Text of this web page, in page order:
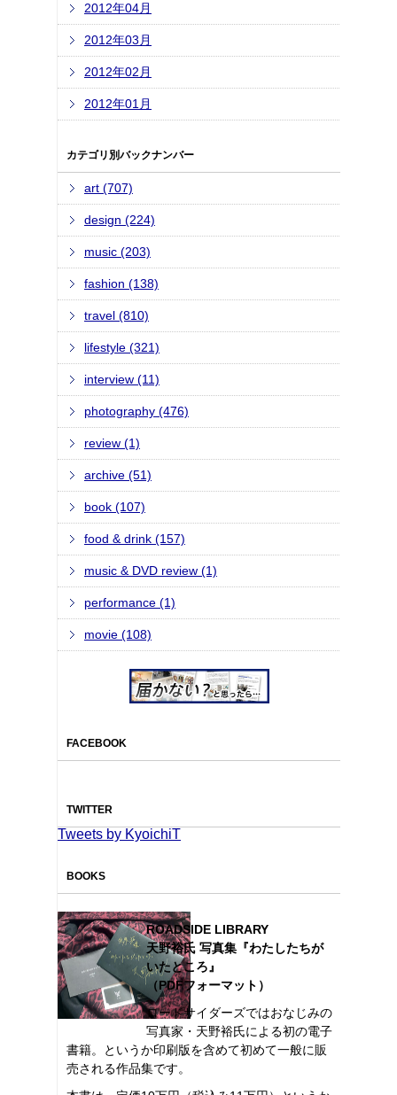
2012年04月
2012年03月
2012年02月
2012年01月
カテゴリ別バックナンバー
art (707)
design (224)
music (203)
fashion (138)
travel (810)
lifestyle (321)
interview (11)
photography (476)
review (1)
archive (51)
book (107)
food & drink (157)
music & DVD review (1)
performance (1)
movie (108)
FACEBOOK
TWITTER
Tweets by KyoichiT
BOOKS
ROADSIDE LIBRARY
天野裕氏 写真集『わたしたちが
いたところ』
（PDFフォーマット）
ロードサイダーズではおなじみの
写真家・天野裕氏による初の電子
書籍。というか印刷版を含めて初めて一般に販
売される作品集です。